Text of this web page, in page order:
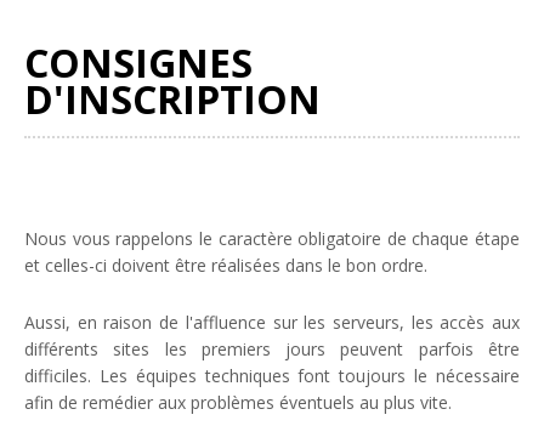
CONSIGNES
D'INSCRIPTION
Nous vous rappelons le caractère obligatoire de chaque étape
et celles-ci doivent être réalisées dans le bon ordre.
Aussi, en raison de l'affluence sur les serveurs, les accès aux
différents sites les premiers jours peuvent parfois être
difficiles. Les équipes techniques font toujours le nécessaire
afin de remédier aux problèmes éventuels au plus vite.